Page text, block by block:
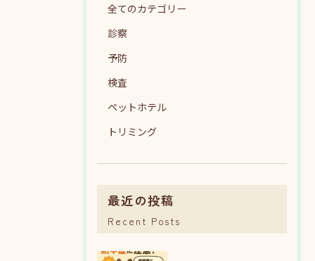
全てのカテゴリー
診察
予防
検査
ペットホテル
トリミング
最近の投稿
Recent Posts